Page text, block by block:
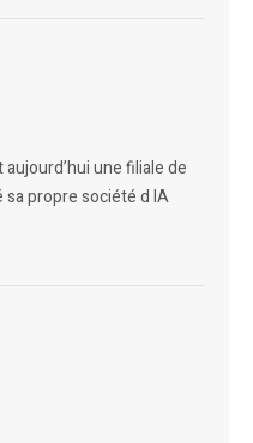
une filiale de
propre société d IA